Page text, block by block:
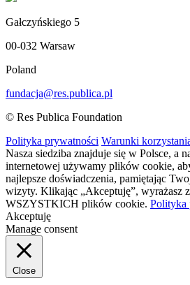
Gałczyńskiego 5
00-032 Warsaw
Poland
fundacja@res.publica.pl
© Res Publica Foundation
Polityka prywatności Warunki
Nasza siedziba znajduje się w Polsce, a
internetowej używamy plików cookie,
najlepsze doświadczenia, pamiętając
wizyty. Klikając „Akceptuję”, wyrażasz
WSZYSTKICH plików cookie. Polityka
Akceptuję
Manage consent
Close